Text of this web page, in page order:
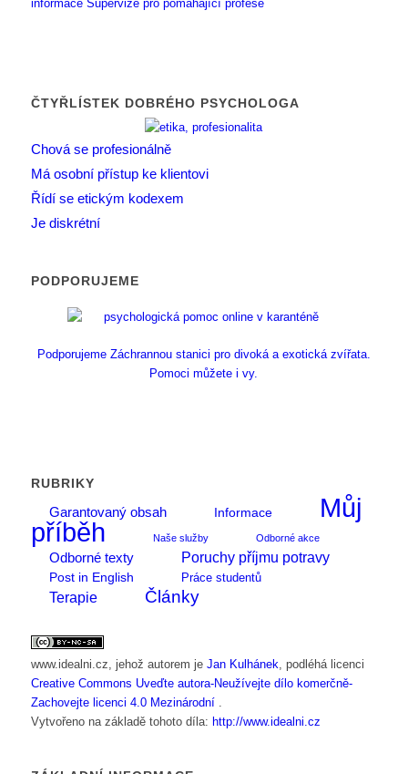
informace Supervize pro pomáhající profese
ČTYŘLÍSTEK DOBRÉHO PSYCHOLOGA
Chová se profesionálně
Má osobní přístup ke klientovi
Řídí se etickým kodexem
Je diskrétní
PODPORUJEME
Podporujeme Záchrannou stanici pro divoká a exotická zvířata.
Pomoci můžete i vy.
RUBRIKY
Garantovaný obsah
Informace
Můj
příběh
Naše služby Odborné akce
Odborné texty Poruchy příjmu potravy
Post in English Práce studentů
Terapie Články
www.idealni.cz , jehož autorem je Jan Kulhánek , podléhá licenci
Creative Commons Uveďte autora-Neužívejte dílo komerčně-
Zachovejte licenci 4.0 Mezinárodní
Vytvořeno na základě tohoto díla: http://www.idealni.cz